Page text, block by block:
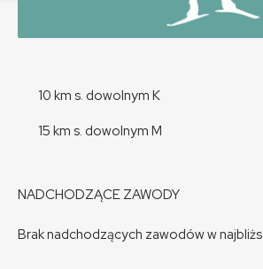
10 km s. dowolnym K
15 km s. dowolnym M
NADCHODZĄCE ZAWODY
Brak nadchodzących zawodów w